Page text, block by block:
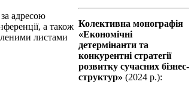
адресою
а також
листами
Колективна монографiя
«Економічні
детермінанти та
конкурентні стратегії
розвитку сучасних бізнес-
структур» (2024 р.):